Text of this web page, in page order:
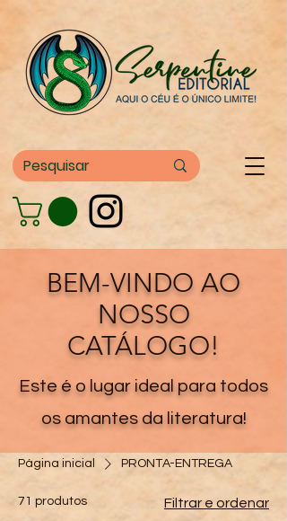
BEM-VINDO AO
NOSSO
CATÁLOGO!
Este é o lugar ideal para todos
os amantes da literatura!
Página inicial PRONTA-ENTREGA
71 produtos Filtrar e ordenar